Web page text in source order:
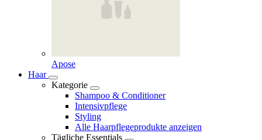
Apose
Haar
Kategorie
Shampoo & Conditioner
Intensivpflege
Styling
Alle Haarpflegeprodukte anzeigen
Tägliche Essentials